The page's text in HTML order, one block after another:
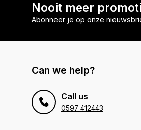
Nooit meer
Abonneer je op onze
Can we help?
Call us
0597 412443